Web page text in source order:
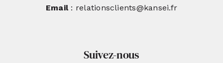
Email: relationsclients@kansei.fr
Suivez-nous